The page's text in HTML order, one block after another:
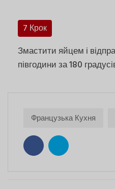
7 Крок
Змастити яйцем і
півгодини за 180
Французька Кухня